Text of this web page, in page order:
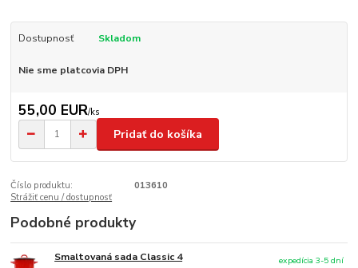
Dostupnosť Skladom
Nie sme platcovia DPH
55,00 EUR/ks
Pridať do košíka
Číslo produktu:
013610
Strážiť cenu / dostupnosť
Podobné produkty
Smaltovaná sada Classic 4
expedícia 3-5 dní